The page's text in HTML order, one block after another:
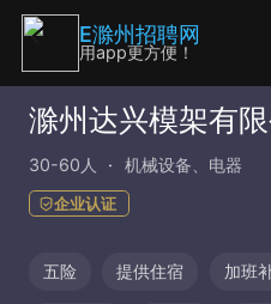
滁州达兴模架有
30-60人 机械设备、电器
企业认证
五险 提供住宿 加班
E滁州招聘网
用app更方便！